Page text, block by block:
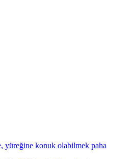
yüreğine konuk olabilmek paha